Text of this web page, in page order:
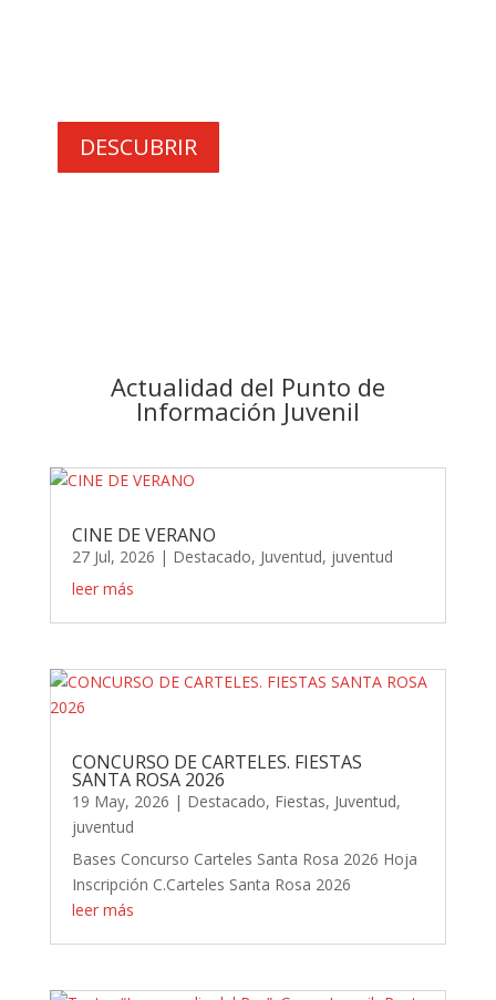
DESCUBRIR
Actualidad del Punto de
Información Juvenil
CINE DE VERANO
27 Jul, 2026 | Destacado, Juventud, juventud
leer más
CONCURSO DE CARTELES. FIESTAS
SANTA ROSA 2026
19 May, 2026 | Destacado, Fiestas, Juventud,
juventud
Bases Concurso Carteles Santa Rosa 2026 Hoja
Inscripción C.Carteles Santa Rosa 2026
leer más